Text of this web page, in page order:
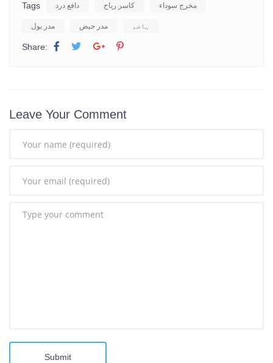
Tags دافع درد کاسر ریاح مخرج سوداء
مدر بول مدر حیض ہاضم
Share:
Leave Your Comment
Submit